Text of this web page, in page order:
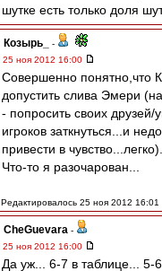
шутке есть только доля
Козырь_
-
25 ноя 2012 16:00
Совершенно понятно,что
допустить слива Эмери
- попросить своих друзей/
игроков заткнуться...и
привести в чувство...легко).
Что-то я разочарован...
Редактировалось 25 ноя 2012 16:01
CheGuevara -
25 ноя 2012 16:00
Да уж... 6-7 в таблице...